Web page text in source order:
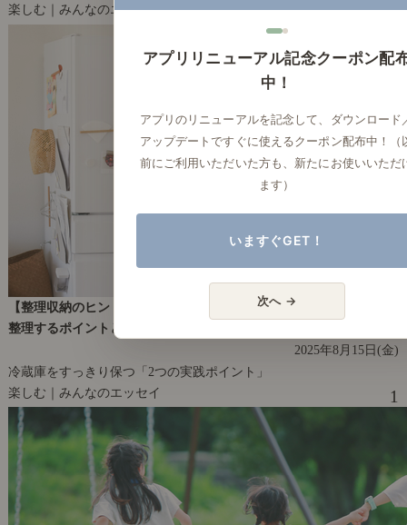
楽しむ｜みんなのエッセイ
4
【整理収納のヒント手帖】夏は、「冷蔵庫」がパンパン。すっきり
整理するポイントとは？
2025年8月15日(金)
冷蔵庫をすっきり保つ「2つの実践ポイント」
楽しむ｜みんなのエッセイ
1
アプリリニューアル記念クーポン配
中！
アプリのリニューアルを記念して、ダウンロード
アップデートですぐに使えるクーポン配布中！（
前にご利用いただいた方も、新たにお使いいただ
ます）
いますぐGET！
次へ →